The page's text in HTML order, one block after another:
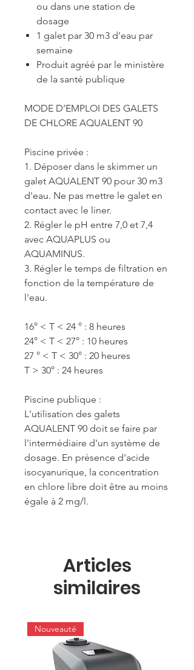
ou dans une station de
dosage
1 galet par 30 m3 d'eau par
semaine
Produit agréé par le ministère
de la santé publique
MODE D’EMPLOI DES GALETS
DE CHLORE AQUALENT 90
Piscine privée :
1. Déposer dans le skimmer un
galet AQUALENT 90 pour 30 m3
d'eau. Ne pas mettre le galet en
contact avec le liner.
2. Régler le pH entre 7,0 et 7,4
avec AQUAPLUS ou
AQUAMINUS.
3. Régler le temps de filtration en
fonction de la température de
l'eau.
16° < T < 24 ° : 8 heures
24° < T < 27° : 10 heures
27 ° < T < 30° : 20 heures
T > 30° : 24 heures
Piscine publique :
L'utilisation des galets
AQUALENT 90 doit se faire par
l'intermédiaire d'un système de
dosage. En présence d'acide
isocyanurique, la concentration
en chlore libre doit être au moins
égale à 2 mg/l.
Articles
similaires
Nouveauté